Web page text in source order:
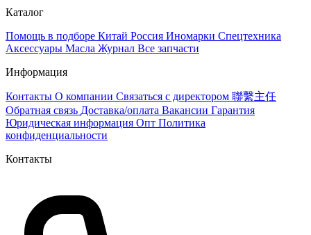
Каталог
Помощь в подборе Китай Россия Иномарки Спецтехника
Аксессуары Масла Журнал Все запчасти
Информация
Контакты О компании Связаться с директором 聯繫主任
Обратная связь Доставка/оплата Вакансии Гарантия
Юридическая информация Опт Политика
конфиденциальности
Контакты